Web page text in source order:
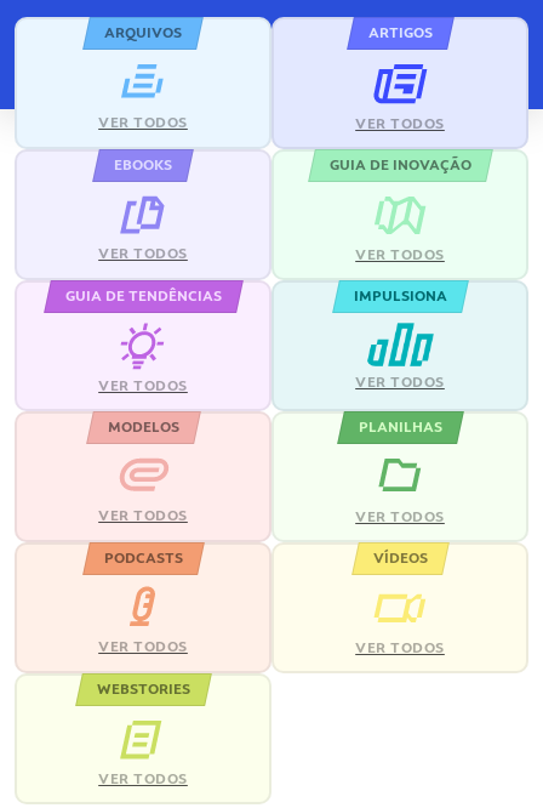
ARQUIVOS
VER TODOS
ARTIGOS
VER TODOS
EBOOKS
VER TODOS
GUIA DE INOVAÇÃO
VER TODOS
GUIA DE TENDÊNCIAS
VER TODOS
IMPULSIONA
VER TODOS
MODELOS
VER TODOS
PLANILHAS
VER TODOS
PODCASTS
VER TODOS
VÍDEOS
VER TODOS
WEBSTORIES
VER TODOS